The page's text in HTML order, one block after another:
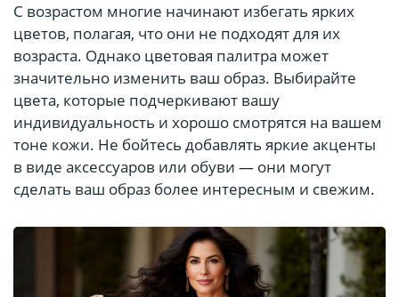
С возрастом многие начинают избегать ярких
цветов, полагая, что они не подходят для их
возраста. Однако цветовая палитра может
значительно изменить ваш образ. Выбирайте
цвета, которые подчеркивают вашу
индивидуальность и хорошо смотрятся на вашем
тоне кожи. Не бойтесь добавлять яркие акценты
в виде аксессуаров или обуви — они могут
сделать ваш образ более интересным и свежим.